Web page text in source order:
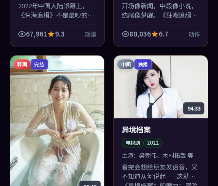
2022年中国大陆银幕上，
《深海追缉》不是最吵的那
部，却可能是你睡前还会想
起画面的那部：滨海小城的
67,961 9.3 动漫
开场像新闻，中段像小说，
结尾像梦醒。《狂潮追缉》
三段式气质不统一？不，这
正是郭帆想制造的失重。
80,036 6.7 动作
韩国 完结 中国 独播
94:33
异境档案
电视剧 2022
主演：梁朝伟、木村拓哉 等
看完会想给朋友发语音，又
不知道从何说起——这就是